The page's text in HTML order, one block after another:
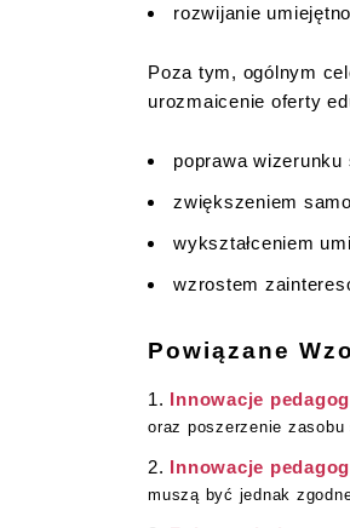
rozwijanie
Poza tym, ogólnym
urozmaicenie oferty
poprawa wizerunku
zwiększeniem
wykształceniem
wzrostem
Powiązane
Innowacje
oraz poszerzenie zasobu
Innowacje
muszą być jednak